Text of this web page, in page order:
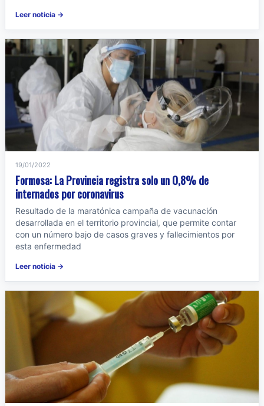
Leer noticia →
19/01/2022
Formosa: La Provincia registra solo un 0,8% de
internados por coronavirus
Resultado de la maratónica campaña de vacunación
desarrollada en el territorio provincial, que permite contar
con un número bajo de casos graves y fallecimientos por
esta enfermedad
Leer noticia →